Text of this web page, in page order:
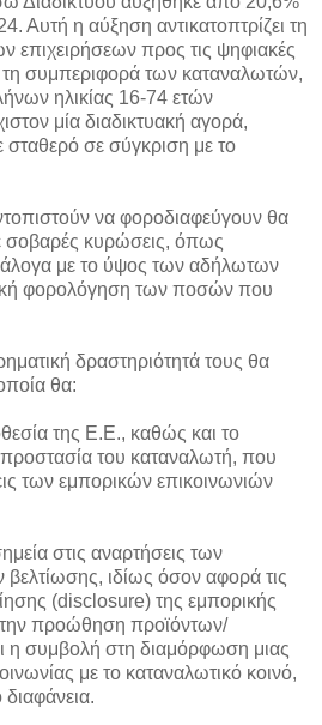
Αυτή η αύξηση αντικατοπτρίζει τη
επιχειρήσεων προς τις ψηφιακές
συμπεριφορά των καταναλωτών,
ηλικίας 16-74 ετών
μία διαδικτυακή αγορά,
σε σύγκριση με το
να φοροδιαφεύγουν θα
σοβαρές κυρώσεις, όπως
με το ύψος των αδήλωτων
φορολόγηση των ποσών που
δραστηριότητά τους θα
θα:
της Ε.Ε., καθώς και το
προστασία του καταναλωτή, που
των εμπορικών επικοινωνιών
στις αναρτήσεις των
ιδίως όσον αφορά τις
(disclosure) της εμπορικής
προώθηση προϊόντων/
η συμβολή στη διαμόρφωση μιας
με το καταναλωτικό κοινό,